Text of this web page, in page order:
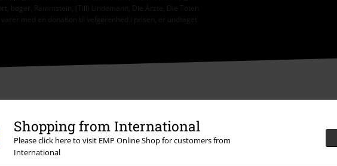
Shopping from International
Please click here to visit EMP Online Shop for customers from
International
bøger, Rammstein, (Till) Lindemann, Die Ärzte, Die Toten
varer med en donation til velgørenhed i prisen, er undtaget
Mere information